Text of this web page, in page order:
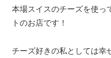
本場スイスのチーズを使っ
トのお店です！
チーズ好きの私としては幸